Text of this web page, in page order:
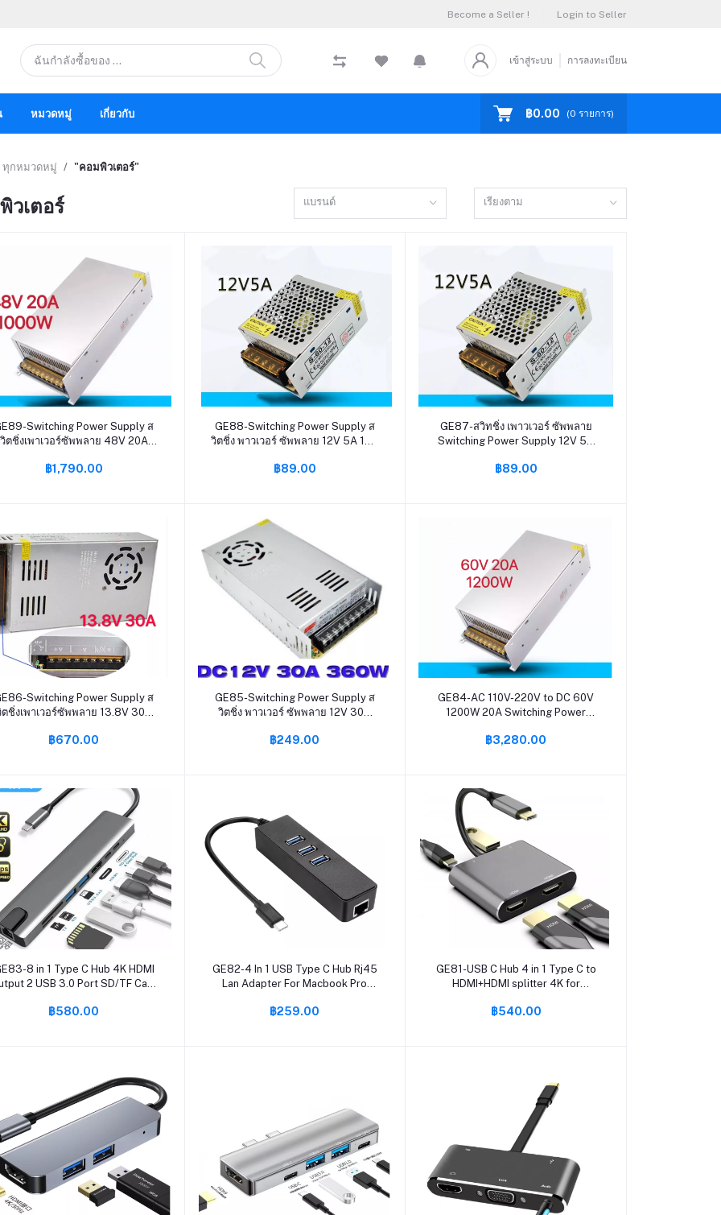
Become a Seller ! Login to Seller
เข้าสู่ระบบ การลงทะเบียน
หมวดหมู่ เกี่ยวกับ ฿0.00 (0 รายการ)
ทุกหมวดหมู่ "คอมพิวเตอร์"
วเตอร์ แบรนด์ เรียงตาม
หยิบใส่ตะกร้า
Switching Power Supply ส
วิตชิ่งเพาเวอร์ซัพพลาย 48V 20A
฿1,790.00
หยิบใส่ตะกร้า
GE88-Switching Power Supply ส
วิตชิ่ง พาวเวอร์ ซัพพลาย 12V 5A 10A
เอนกประสงค์ สำหรับกล้องวงจรปิด
฿89.00
หยิบใส่ตะกร้า
GE87-สวิทชิ่ง เพาวเวอร์ ซัพพลาย
Switching Power Supply 12V 5A
฿89.00
หยิบใส่ตะกร้า
Switching Power Supply ส
ชิ่งเพาเวอร์ซัพพลาย 13.8V 30A
฿670.00
หยิบใส่ตะกร้า
GE85-Switching Power Supply ส
วิตชิ่ง พาวเวอร์ ซัพพลาย 12V 30A
สำหรับกล้องวงจรปิด และไฟ LED ไม่
฿249.00
หยิบใส่ตะกร้า
GE84-AC 110V-220V to DC 60V
1200W 20A Switching Power
Strip - intl
฿3,280.00
หยิบใส่ตะกร้า
8 in 1 Type C Hub 4K HDMI
2 USB 3.0 Port SD/TF Card
port Adapter for MacBook Pro
฿580.00
หยิบใส่ตะกร้า
GE82-4 In 1 USB Type C Hub Rj45
Lan Adapter For Macbook Pro
Ethernet Adapter USB-C
฿259.00
หยิบใส่ตะกร้า
GE81-USB C Hub 4 in 1 Type C to
HDMI+HDMI splitter 4K for
2020, iPad Pro 2020, SAMSUNG
฿540.00